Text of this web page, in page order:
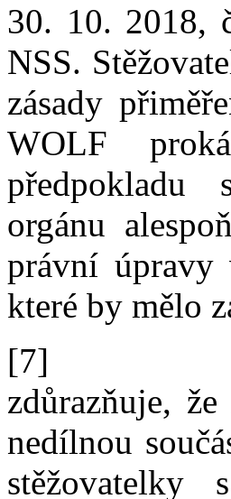
30. 10. 2018,
NSS.
zásady
WOLF
předpokladu
orgánu
právní úpravy
které by mělo
[7]
zdůrazňuje, že
nedílnou
stěžovatelky s